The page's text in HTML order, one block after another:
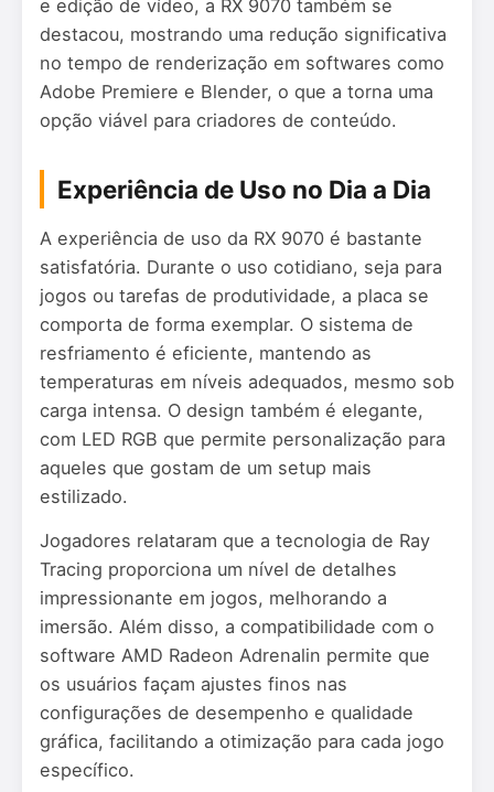
e edição de vídeo, a RX 9070 também se
destacou, mostrando uma redução significativa
no tempo de renderização em softwares como
Adobe Premiere e Blender, o que a torna uma
opção viável para criadores de conteúdo.
Experiência de Uso no Dia a Dia
A experiência de uso da RX 9070 é bastante
satisfatória. Durante o uso cotidiano, seja para
jogos ou tarefas de produtividade, a placa se
comporta de forma exemplar. O sistema de
resfriamento é eficiente, mantendo as
temperaturas em níveis adequados, mesmo sob
carga intensa. O design também é elegante,
com LED RGB que permite personalização para
aqueles que gostam de um setup mais
estilizado.
Jogadores relataram que a tecnologia de Ray
Tracing proporciona um nível de detalhes
impressionante em jogos, melhorando a
imersão. Além disso, a compatibilidade com o
software AMD Radeon Adrenalin permite que
os usuários façam ajustes finos nas
configurações de desempenho e qualidade
gráfica, facilitando a otimização para cada jogo
específico.